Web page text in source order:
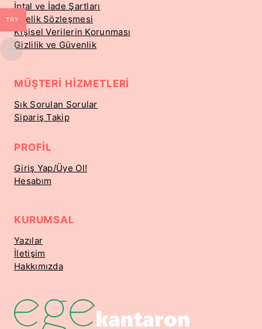
İptal ve İade Şartları
Üyelik Sözleşmesi
Kişisel Verilerin Korunması
Gizlilik ve Güvenlik
MÜŞTERI HIZMETLERI
Sık Sorulan Sorular
Sipariş Takip
PROFIL
Giriş Yap/Üye Ol!
Hesabım
KURUMSAL
Yazılar
İletişim
Hakkımızda
TRY